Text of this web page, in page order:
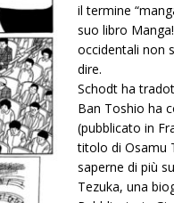
il termine
suo libro
occidentali non
dire.
Schodt ha
Ban Toshio ha
(pubblicato in
titolo di Osamu
saperne di più
Tezuka, una